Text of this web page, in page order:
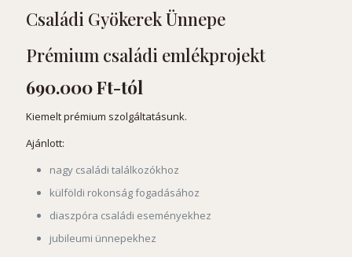
Családi Gyökerek Ünnepe
Prémium családi emlékprojekt
690.000 Ft-tól
Kiemelt prémium szolgáltatásunk.
Ajánlott:
nagy családi találkozókhoz
külföldi rokonság fogadásához
diaszpóra családi eseményekhez
jubileumi ünnepekhez